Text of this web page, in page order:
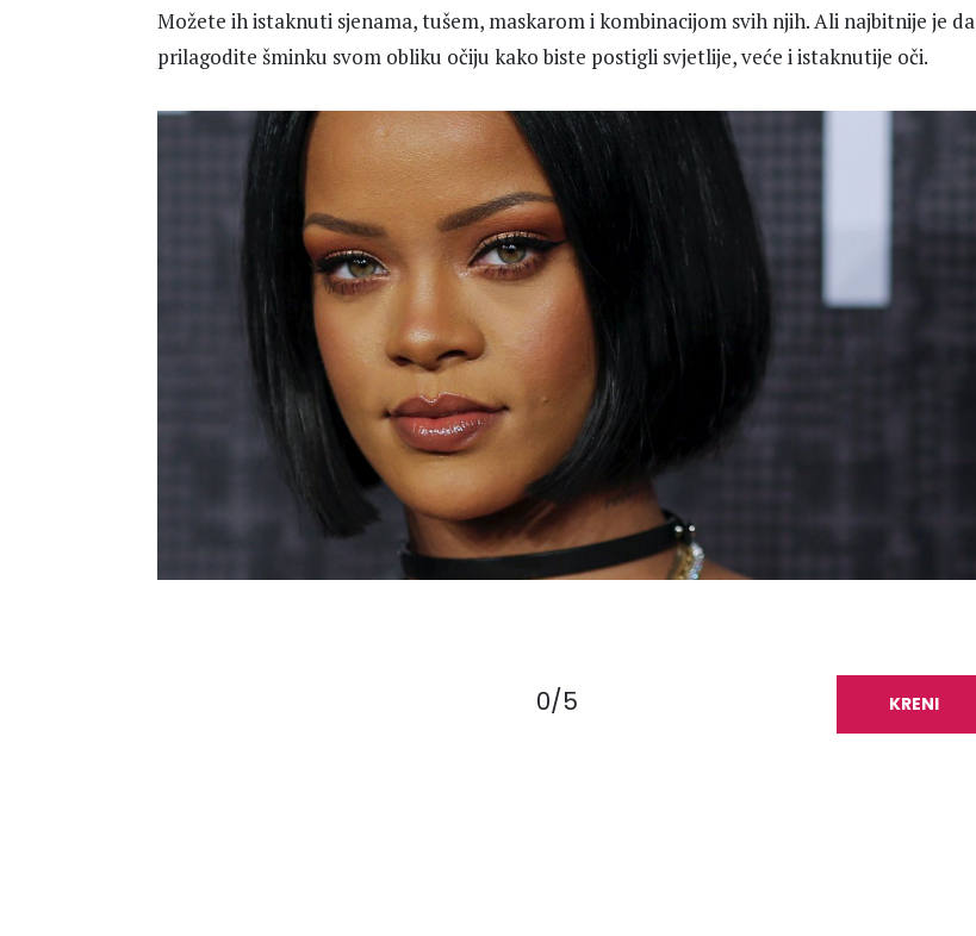
Možete ih istaknuti sjenama, tušem, maskarom i kombinacijom svih njih. Ali najbitnije je da
prilagodite šminku svom obliku očiju kako biste postigli svjetlije, veće i istaknutije oči.
0/5 KRENI